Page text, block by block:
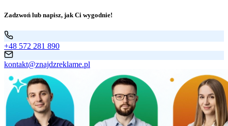
Zadzwoń lub napisz, jak Ci wygodnie!
+48 572 281 890
kontakt@znajdzreklame.pl